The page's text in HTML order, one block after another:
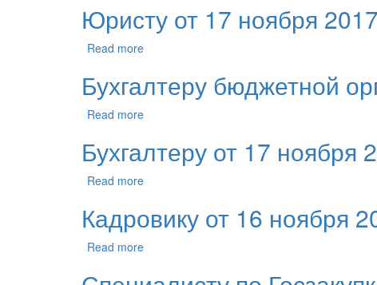
Юристу от 17 ноября
Read more
Бухгалтеру бюджетной
Read more
Бухгалтеру от 17 ноября
Read more
Кадровику от 16 ноября
Read more